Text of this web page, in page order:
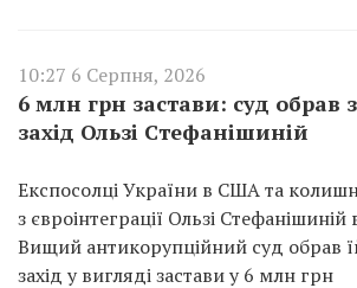
10:27 6 Серпня, 2026
6 млн грн застави: суд обрав
захід Ользі Стефанішиній
Експосолці України в США та
з євроінтеграції Ользі
Вищий антикорупційний суд обрав
захід у вигляді застави у 6 млн грн